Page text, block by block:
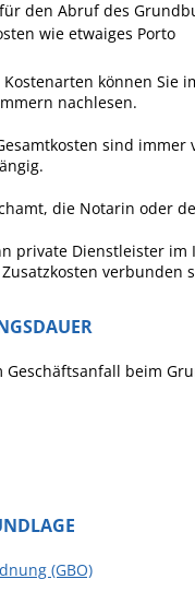
den Abruf des
wie etwaiges Porto
können Sie
nachlesen.
sind
die Notarin oder
private Dienstleister
verbunden
Geschäftsanfall beim
(GBO)